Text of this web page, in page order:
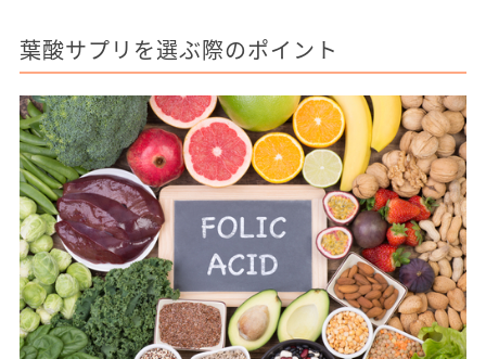
葉酸サプリを選ぶ際のポイント